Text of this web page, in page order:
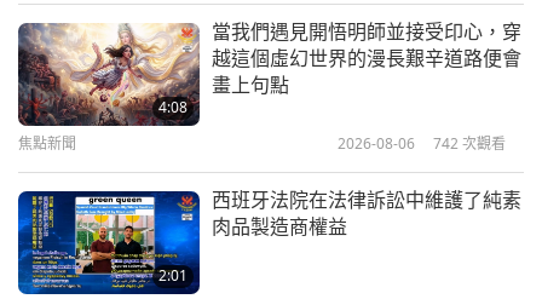
的，我也逃不了，我們彼此都逃不了，別擔心。
你從祕魯來？（智利。）噢，智利！抱歉，抱歉，抱
歉，看起來很像。我不知道為什麼，他們西班牙裔的
看起來都很像。就像悠樂（越南）人看起來全都很相
像，有時候不知道誰是誰。我看起來就像坐那邊的悠
樂（越南）人之一。不是男眾，是女眾。如果她們穿
一樣的衣服，看起來就像我一樣。我可以有許多分
有德必蒙受加持（三集之一）
2013.07.23 法國
佛教故事：五百位乞丐 2015.08.17
4:08
當我們遇見開悟明師並接受印心，穿
越這個虛幻世界的漫長艱辛道路便會
畫上句點
焦點新聞 2026-08-06 742 次觀看
2:01
西班牙法院在法律訴訟中維護了純素
肉品製造商權益